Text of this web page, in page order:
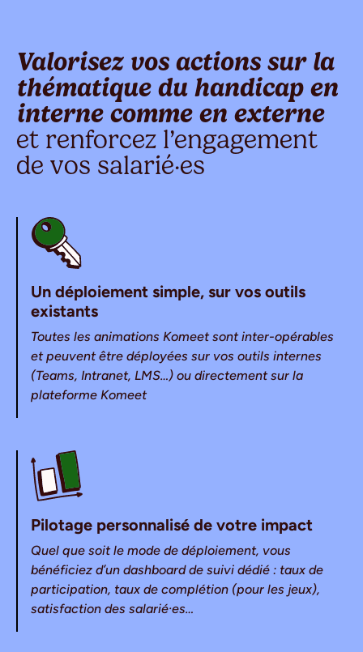
Valorisez vos actions sur la
thématique du handicap en
interne comme en externe
et renforcez l’engagement
de vos salarié·es
Un déploiement simple, sur vos outils
existants
Toutes les animations Komeet sont inter-opérables
et peuvent être déployées sur vos outils internes
(Teams, Intranet, LMS…) ou directement sur la
plateforme Komeet
Pilotage personnalisé de votre impact
Quel que soit le mode de déploiement, vous
bénéficiez d’un dashboard de suivi dédié : taux de
participation, taux de complétion (pour les jeux),
satisfaction des salarié·es…